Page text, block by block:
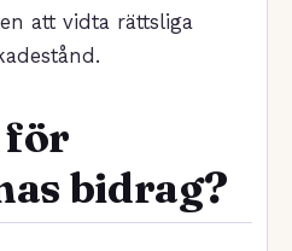
att vidta rättsliga
för
bidrag?